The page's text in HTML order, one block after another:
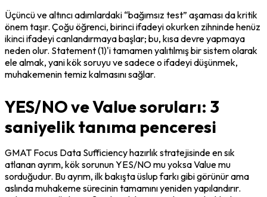
Üçüncü ve altıncı adımlardaki “bağımsız test” aşaması da kritik
önem taşır. Çoğu öğrenci, birinci ifadeyi okurken zihninde henüz
ikinci ifadeyi canlandırmaya başlar; bu, kısa devre yapmaya
neden olur. Statement (1)'i tamamen yalıtılmış bir sistem olarak
ele almak, yani kök soruyu ve sadece o ifadeyi düşünmek,
muhakemenin temiz kalmasını sağlar.
YES/NO ve Value soruları: 3
saniyelik tanıma penceresi
GMAT Focus Data Sufficiency hazırlık stratejisinde en sık
atlanan ayrım, kök sorunun YES/NO mu yoksa Value mu
sorduğudur. Bu ayrım, ilk bakışta üslup farkı gibi görünür ama
aslında muhakeme sürecinin tamamını yeniden yapılandırır.